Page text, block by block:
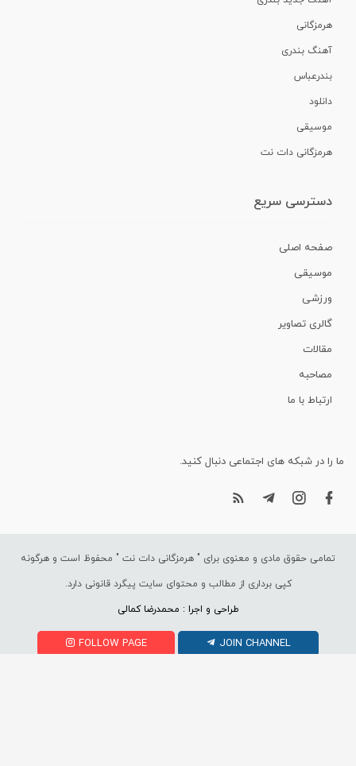
هرمزگانی
آهنگ بندری
بندرعباس
دانلود
موسیقی
هرمزگانی دات نت
دسترسی سریع
صفحه اصلی
موسیقی
ورزشی
گالری تصاویر
مقالات
مصاحبه
ارتباط با ما
ما را در شبکه های اجتماعی دنبال کنید.
تمامی حقوق مادی و معنوی برای " هرمزگانی دات نت " محفوظ است و هرگونه
کپی برداری از مطالب و محتوای سایت پیگرد قانونی دارد.
طراحی و اجرا : محمدرضا کمالی
FOLLOW PAGE JOIN CHANNEL